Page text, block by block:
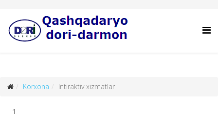
Korxona Intiraktiv xizmatlar